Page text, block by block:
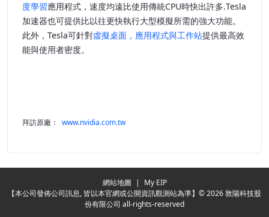
度學習應用程式，速度均遠比使用傳統CPU時快出許多.Tesla
加速器也可提供比以往更快執行大型模擬所需的強大功能。
此外，Tesla可針對虛擬桌面，應用程式與工作站提供最高效
能與使用者密度。
拜訪原廠： www.nvidia.com.tw
網站地圖 |
My EIP
【本公司發佈公司訊息, 皆以本官網或公開資訊觀測站為準】© 2026 敦陽科技股
份有限公司 all-rights-reserved